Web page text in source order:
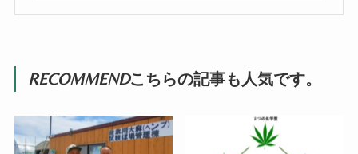
RECOMMENDこちらの記事も人気です。